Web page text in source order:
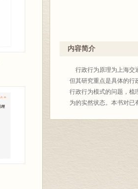
内容简介
行政行为原理为上海交
但其研究重点是具体的行
行政行为模式的问题，梳
为的实然状态。本书对已